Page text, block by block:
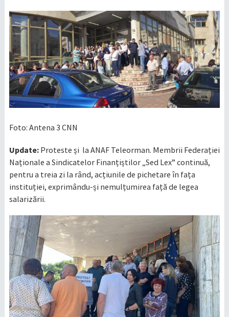
Foto: Antena 3 CNN
Update:Proteste și la ANAF Teleorman. Membrii Federației
Naționale a Sindicatelor Finanțiștilor „Sed Lex” continuă,
pentru a treia zi la rând, acțiunile de pichetare în fața
instituției, exprimându-și nemulțumirea față de legea
salarizării.